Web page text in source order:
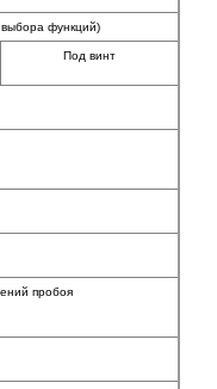
функций)
Под винт
пробоя